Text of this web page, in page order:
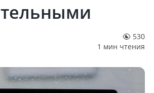
530
1 мин чтения